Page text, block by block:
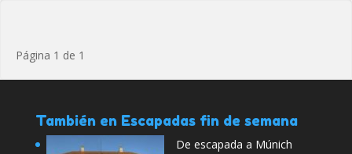
Página 1 de 1
También en Escapadas fin de semana
De escapada a Múnich